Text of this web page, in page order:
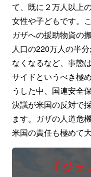
て、既に２万人以上
女性や子どもです。
ガザへの援助物資の
人口の220万人の半
なくなるなど、事態
サイドというべき極
うした中、国連安全
決議が米国の反対で
ます。ガザの人道危
米国の責任も極めて